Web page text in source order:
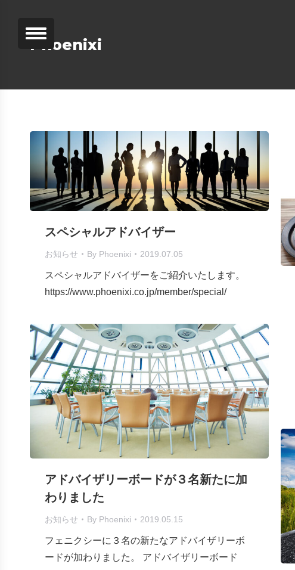
Phoenixi
スペシャルアドバイザー
お知らせ By Phoenixi 2019.07.05
スペシャルアドバイザーをご紹介いたします。
https://www.phoenixi.co.jp/member/special/
アドバイザリーボードが３名新たに加
わりました
お知らせ By Phoenixi 2019.05.15
フェニクシーに３名の新たなアドバイザリーボ
ードが加わりました。 アドバイザリーボード